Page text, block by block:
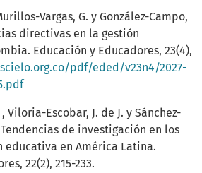
Vargas, G. y González-Campo,
directivas en la gestión
Educación y Educadores, 23(4),
pdf/eded/v23n4/2027-
Viloria-Escobar, J. de J. y Sánchez-
Tendencias de investigación en los
educativa en América Latina.
22(2), 215-233.